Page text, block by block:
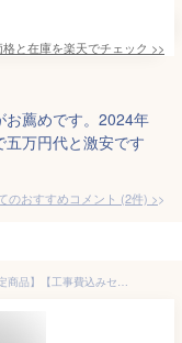
格と在庫を楽天でチェック >>
お薦めです。2024年
万円代と激安です
のおすすめコメント (2件) >
エアコン 工事費込 6畳 【楽天リフォーム認定商品】【工事費込みセット（商品＋基本工事）】[AIRCON-06] ルームエアコン エアコン福袋 冷房/暖房：6畳程度 アイリスオーヤマ 三菱重工 コロナ ハイセンス 2023年以降モデル 六畳 2.2kw クーラー 暖房 冷暖房6畳